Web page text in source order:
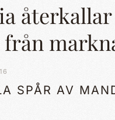
SPÅR AV